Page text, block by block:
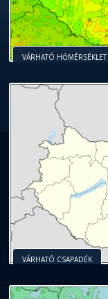
VÁRHATÓ HŐMÉRSÉKLET
VÁRHATÓ CSAPADÉK